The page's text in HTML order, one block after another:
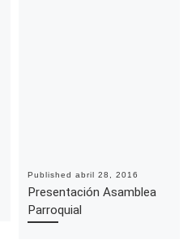
Published abril 28, 2016
Presentación Asamblea
Parroquial